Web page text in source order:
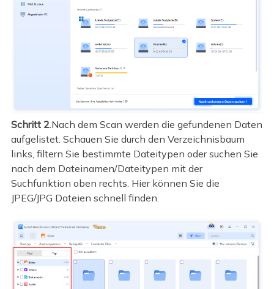
Schritt 2.Nach dem Scan werden die gefundenen Daten
aufgelistet. Schauen Sie durch den Verzeichnisbaum
links, filtern Sie bestimmte Dateitypen oder suchen Sie
nach dem Dateinamen/Dateitypen mit der
Suchfunktion oben rechts. Hier können Sie die
JPEG/JPG Dateien schnell finden.